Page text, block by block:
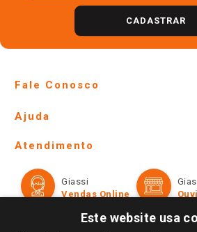
CADASTRAR
Fale Conosco
Lojas Físicas e Horários
Ofertas
Televendas
Ajuda
Formas de Pagamento
Políticas de entrega
Trocas e Devoluções
Atendimento
Giassi
Vendas Online
Este website usa